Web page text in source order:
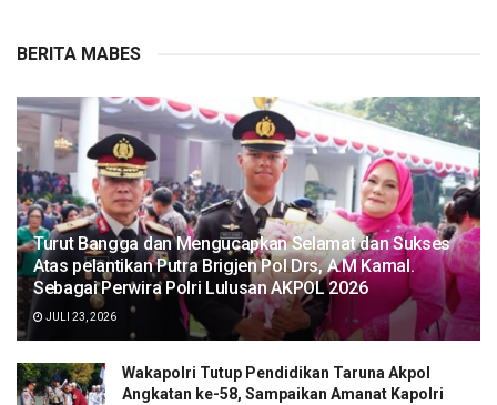
BERITA MABES
Turut Bangga dan Mengucapkan Selamat dan Sukses
Atas pelantikan Putra Brigjen Pol Drs, A.M Kamal.
Sebagai Perwira Polri Lulusan AKPOL 2026
JULI 23, 2026
Wakapolri Tutup Pendidikan Taruna Akpol
Angkatan ke-58, Sampaikan Amanat Kapolri